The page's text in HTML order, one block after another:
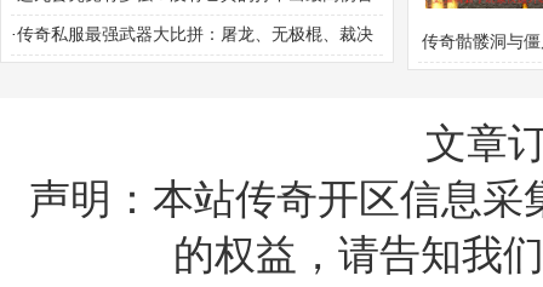
吗？
·传奇私服最强武器大比拼：屠龙、无极棍、裁决 传奇骷髅洞与
速升级？
文章
声明：本站传奇开区信息
的权益，请告知我